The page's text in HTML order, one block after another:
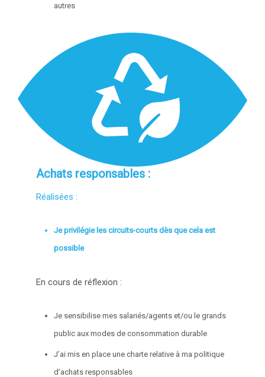
autres
Achats responsables :
Réalisées :
Je privilégie les circuits-courts dès que cela est
possible
En cours de réflexion :
Je sensibilise mes salariés/agents et/ou le grands
public aux modes de consommation durable
J’ai mis en place une charte relative à ma politique
d’achats responsables